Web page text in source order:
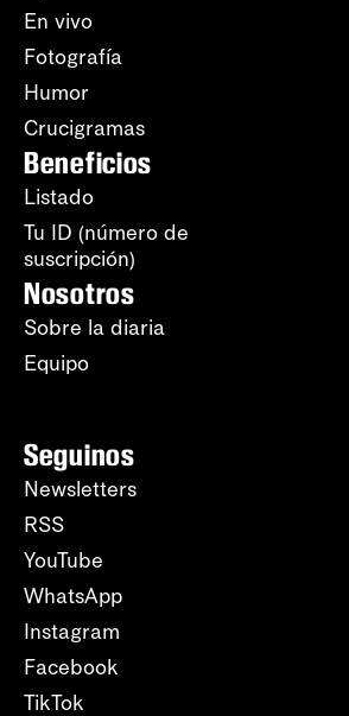
En vivo
Fotografía
Humor
Crucigramas
Beneficios
Listado
Tu ID (número de
suscripción)
Nosotros
Sobre la diaria
Equipo
Seguinos
Newsletters
RSS
YouTube
WhatsApp
Instagram
Facebook
TikTok